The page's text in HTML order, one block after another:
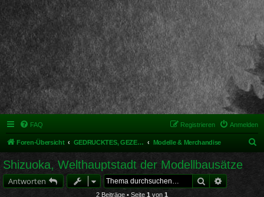
FAQ Anmelden
Registrieren
Foren-Übersicht GEDRUCKTES, GEZEICHNETES, MODELLIERTES & MEHR Modelle & Merchandise
Shizuoka, Welthauptstadt der Modellbausätze
Antworten SucheErweiterte
2 Beiträge • Seite 1 von 1